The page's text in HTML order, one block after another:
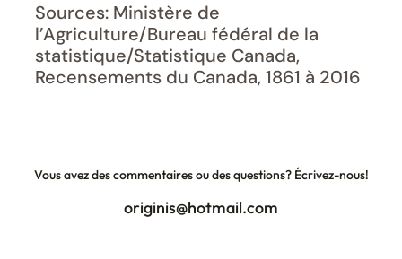
Sources: Ministère de
l’Agriculture/Bureau fédéral de la
statistique/Statistique Canada,
Recensements du Canada, 1861 à 2016
Vous avez des commentaires ou des questions? Écrivez-nous!
originis@hotmail.com